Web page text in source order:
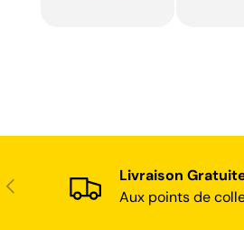
Précédent
Livraison
Aux points de